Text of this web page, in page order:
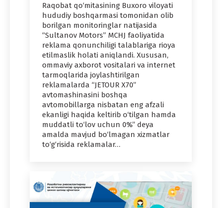
Raqobat qo‘mitasining Buxoro viloyati
hududiy boshqarmasi tomonidan olib
borilgan monitoringlar natijasida
“Sultanov Motors” MCHJ faoliyatida
reklama qonunchiligi talablariga rioya
etilmaslik holati aniqlandi. Xususan,
ommaviy axborot vositalari va internet
tarmoqlarida joylashtirilgan
reklamalarda “JETOUR X70”
avtomashinasini boshqa
avtomobillarga nisbatan eng afzali
ekanligi haqida keltirib o‘tilgan hamda
muddatli to‘lov uchun 0%” deya
amalda mavjud bo‘lmagan xizmatlar
to‘g‘risida reklamalar…